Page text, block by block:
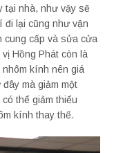
tại nhà, như vậy sẽ
đi lại cũng như vận
cung cấp và sửa cửa
Hồng Phát còn là
kính nên giá
mà giảm một
thể giảm thiểu
kính thay thế.